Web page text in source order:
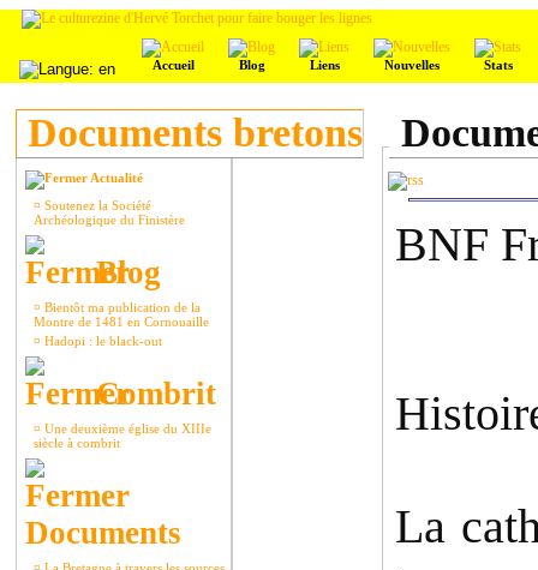
Accueil Blog Liens Nouvelles Stats
Documents bretons
Actualité
¤ Soutenez la Société
Archéologique du Finistère
Blog
¤ Bientôt ma publication de la
Montre de 1481 en Cornouaille
¤ Hadopi : le black-out
Combrit
¤ Une deuxième église du XIIIe
siècle à combrit
Documents
BNF
La